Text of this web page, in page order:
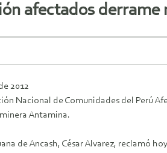
afectados
2012
Nacional de Comunidades del Perú
Antamina.
de Ancash, César Alvarez, reclamó